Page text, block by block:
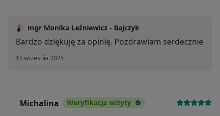
mgr Monika Leźniewicz - Bajczyk
Bardzo dziękuję za opinię. Pozdrawiam serdecznie
15 września 2025
Michalina Weryfikacja wizyty